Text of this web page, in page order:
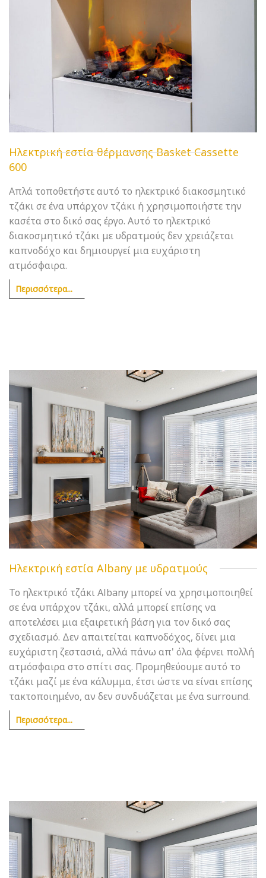
Ηλεκτρική εστία θέρμανσης Basket Cassette
600
Απλά τοποθετήστε αυτό το ηλεκτρικό διακοσμητικό
τζάκι σε ένα υπάρχον τζάκι ή χρησιμοποιήστε την
κασέτα στο δικό σας έργο. Αυτό το ηλεκτρικό
διακοσμητικό τζάκι με υδρατμούς δεν χρειάζεται
καπνοδόχο και δημιουργεί μια ευχάριστη
ατμόσφαιρα.
Περισσότερα...
Ηλεκτρική εστία Albany με υδρατμούς
Το ηλεκτρικό τζάκι Albany μπορεί να χρησιμοποιηθεί
σε ένα υπάρχον τζάκι, αλλά μπορεί επίσης να
αποτελέσει μια εξαιρετική βάση για τον δικό σας
σχεδιασμό. Δεν απαιτείται καπνοδόχος, δίνει μια
ευχάριστη ζεστασιά, αλλά πάνω απ' όλα φέρνει πολλή
ατμόσφαιρα στο σπίτι σας. Προμηθεύουμε αυτό το
τζάκι μαζί με ένα κάλυμμα, έτσι ώστε να είναι επίσης
τακτοποιημένο, αν δεν συνδυάζεται με ένα surround.
Περισσότερα...